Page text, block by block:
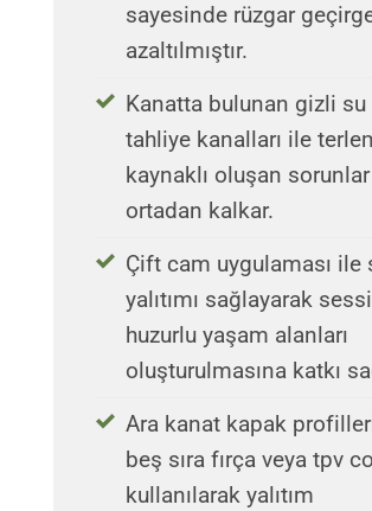
sayesinde rüzgar
azaltılmıştır.
Kanatta bulunan gizli su
tahliye kanalları ile
kaynaklı oluşan sorunlar
ortadan kalkar.
Çift cam uygulaması ile
yalıtımı sağlayarak
huzurlu yaşam alanları
oluşturulmasına katkı
Ara kanat kapak
beş sıra fırça veya tpv
kullanılarak yalıtım